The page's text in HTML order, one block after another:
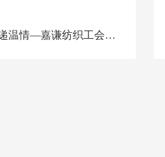
关爱长者，传递温情—嘉谦纺织工会开展慰问敬老院活动